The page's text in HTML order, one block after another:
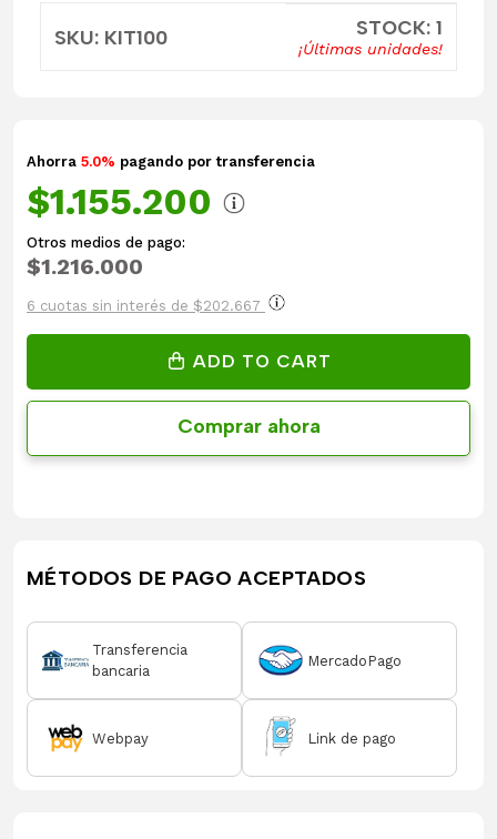
SKU: KIT100 STOCK: 1
¡Últimas unidades!
Ahorra 5.0% pagando por transferencia
$1.155.200
Otros medios de pago:
$1.216.000
6 cuotas sin interés de $202.667
ADD TO CART
Comprar ahora
MÉTODOS DE PAGO ACEPTADOS
Transferencia
bancaria
MercadoPago
Webpay Link de pago